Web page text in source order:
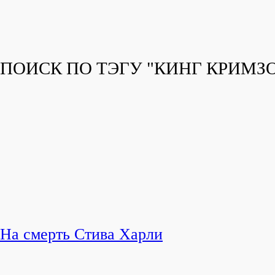
ПОИСК ПО ТЭГУ "КИНГ
На смерть Стива Харли